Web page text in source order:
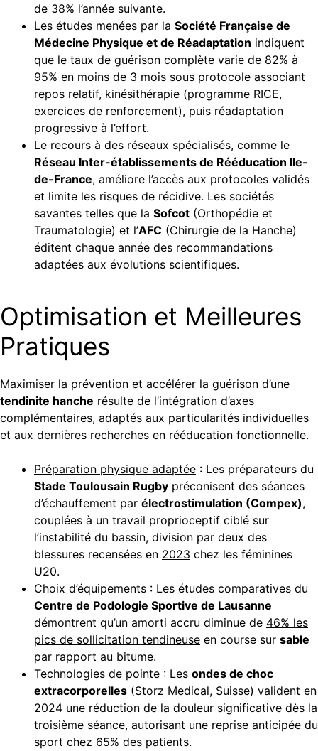
de 38% l’année suivante.
Les études menées par la Société Française de
Médecine Physique et de Réadaptation indiquent
que le taux de guérison complète varie de 82% à
95% en moins de 3 mois sous protocole associant
repos relatif, kinésithérapie (programme RICE,
exercices de renforcement), puis réadaptation
progressive à l’effort.
Le recours à des réseaux spécialisés, comme le
Réseau Inter-établissements de Rééducation Ile-
de-France, améliore l’accès aux protocoles validés
et limite les risques de récidive. Les sociétés
savantes telles que la Sofcot (Orthopédie et
Traumatologie) et l’AFC (Chirurgie de la Hanche)
éditent chaque année des recommandations
adaptées aux évolutions scientifiques.
Optimisation et Meilleures
Pratiques
Maximiser la prévention et accélérer la guérison d’une
tendinite hanche résulte de l’intégration d’axes
complémentaires, adaptés aux particularités individuelles
et aux dernières recherches en rééducation fonctionnelle.
Préparation physique adaptée : Les préparateurs du
Stade Toulousain Rugby préconisent des séances
d’échauffement par électrostimulation (Compex),
couplées à un travail proprioceptif ciblé sur
l’instabilité du bassin, division par deux des
blessures recensées en 2023 chez les féminines
U20.
Choix d’équipements : Les études comparatives du
Centre de Podologie Sportive de Lausanne
démontrent qu’un amorti accru diminue de 46% les
pics de sollicitation tendineuse en course sur sable
par rapport au bitume.
Technologies de pointe : Les ondes de choc
extracorporelles (Storz Medical, Suisse) valident en
2024 une réduction de la douleur significative dès la
troisième séance, autorisant une reprise anticipée du
sport chez 65% des patients.